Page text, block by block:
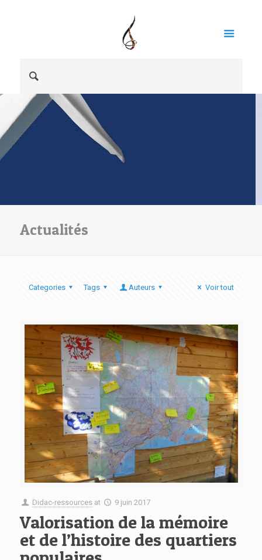
Actualités
Categories Tags Auteurs Voir tout
Didac-ressources at 9 juin 2017
Valorisation de la mémoire
et de l’histoire des quartiers